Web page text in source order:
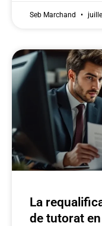
Seb Marchand
La
de tutorat